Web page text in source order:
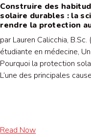
Construire des
solaire durables : la
rendre la protection
par Lauren Calicchia,
étudiante en médecine,
Pourquoi la protection
L’une des principales
Read Now